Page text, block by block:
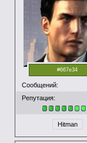
#667e34
Сообщений:
Репутация:
Hitman